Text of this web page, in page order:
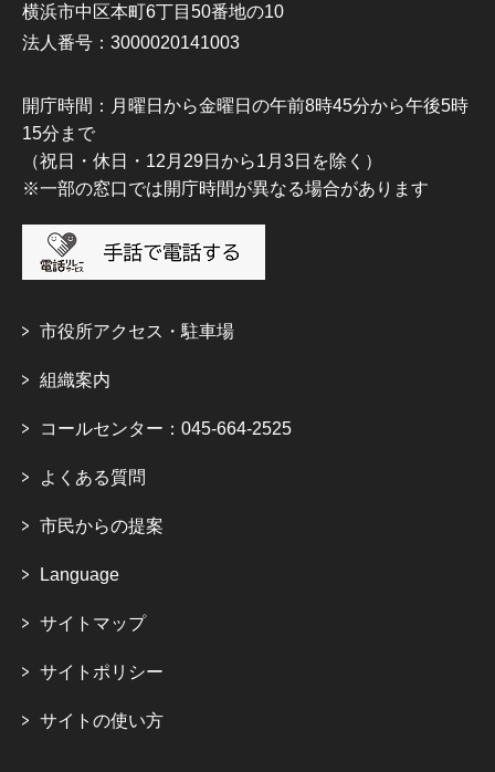
横浜市中区本町6丁目50番地の10
法人番号：3000020141003
開庁時間：月曜日から金曜日の午前8時45分から午後5時
15分まで
（祝日・休日・12月29日から1月3日を除く）
※一部の窓口では開庁時間が異なる場合があります
市役所アクセス・駐車場
組織案内
コールセンター：045-664-2525
よくある質問
市民からの提案
Language
サイトマップ
サイトポリシー
サイトの使い方